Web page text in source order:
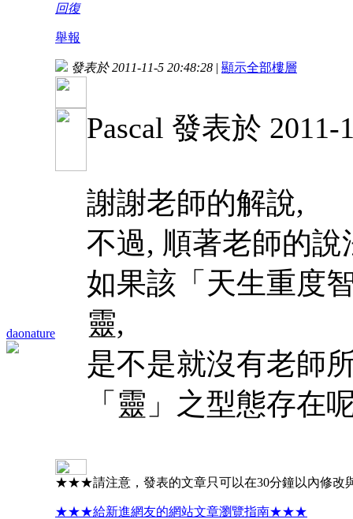
回復
舉報
daonature
發表於 2011-11-5 20:48:28 | 顯示全部樓層
Pascal 發表於 2011-
謝謝老師的解說,
不過, 順著老師的
如果該「天生重度
靈,
是不是就沒有老師
「靈」之型態存在
★★★請注意，發表的文章只可以在30分鐘以內修
★★★給新進網友的網站文章瀏覽指南★★★